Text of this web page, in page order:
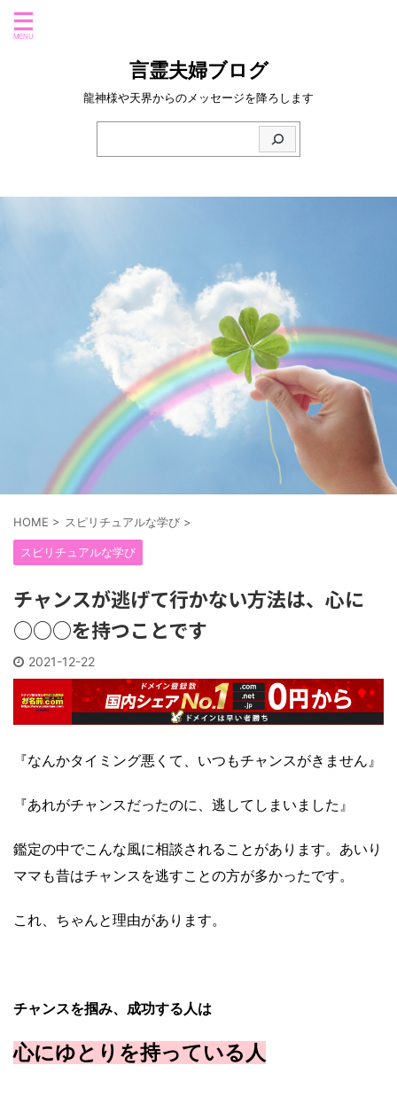
言霊夫婦ブログ
龍神様や天界からのメッセージを降ろします
HOME > スピリチュアルな学び >
スピリチュアルな学び
チャンスが逃げて行かない方法は、心に
○○○を持つことです
2021-12-22
『なんかタイミング悪くて、いつもチャンスがきません』
『あれがチャンスだったのに、逃してしまいました』
鑑定の中でこんな風に相談されることがあります。あいり
ママも昔はチャンスを逃すことの方が多かったです。
これ、ちゃんと理由があります。
チャンスを掴み、成功する人は
心にゆとりを持っている人